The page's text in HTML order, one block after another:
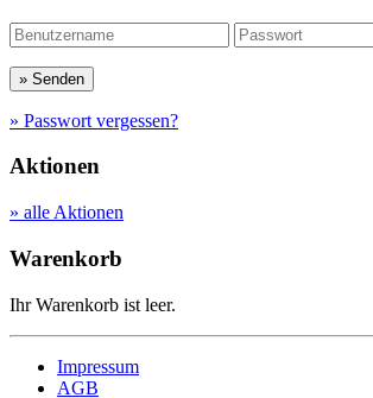
» Passwort vergessen?
Aktionen
» alle Aktionen
Warenkorb
Ihr Warenkorb ist leer.
Impressum
AGB